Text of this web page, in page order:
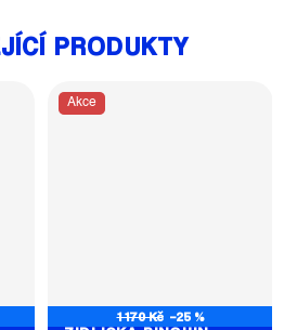
PRODUKTY
Akce
1 170 Kč –25 %